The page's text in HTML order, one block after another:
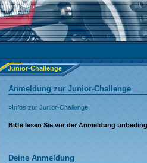
Junior-Challenge
Anmeldung zur Junior-Challenge
»Infos zur Junior-Challenge
Bitte lesen Sie vor der Anmeldung
Deine Anmeldung